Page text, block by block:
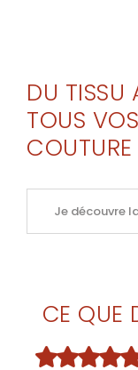
DU TISSU
TOUS
COUTURE
Je découvre
CE QUE